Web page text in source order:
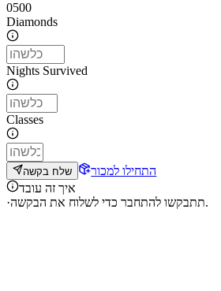
0500
Diamonds
Nights Survived
Classes
שלח בקשה
התחילו למכור
איך זה עובד
·
תתבקשו להתחבר כדי לשלוח את הבקשה.